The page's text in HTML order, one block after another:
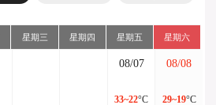
星期三 星期四 星期五 星期六
08/07
33~22°C
08/08
29~19°C